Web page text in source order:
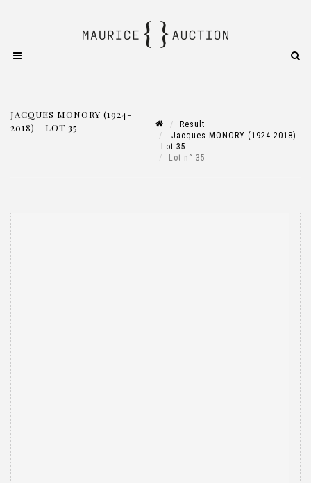
JACQUES MONORY (1924-
2018) - LOT 35
Result
Jacques MONORY (1924-2018)
- Lot 35
Lot n° 35